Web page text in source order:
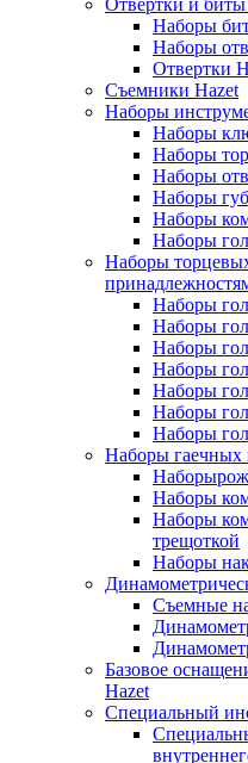
Отвертки и биты
Наборы
Наборы
Отвертки
Съемники Hazet
Наборы
Наборы
Наборы
Наборы
Наборы
Наборы
Наборы
Наборы
Наборы
Наборы
Наборы
Наборы
Наборы
Наборы
Наборы
Наборы гаечных
Наборы
Наборы
трещоткой
Наборы
Съемные
Базовое
Hazet
Специальный